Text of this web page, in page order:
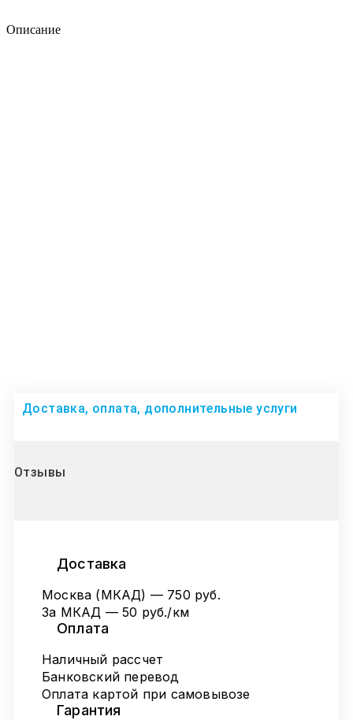
Описание
Доставка, оплата, дополнительные услуги
Отзывы
Доставка
Москва (МКАД) — 750 руб.
За МКАД — 50 руб./км
Оплата
Наличный рассчет
Банковский перевод
Оплата картой при самовывозе
Гарантия